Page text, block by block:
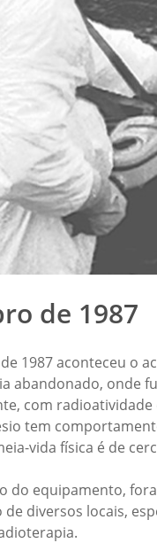
de 1987
1987 aconteceu o
abandonado, onde
com
tem
vida física é de
do equipamento,
de diversos locais,